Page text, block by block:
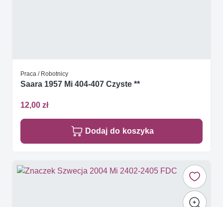
Praca / Robotnicy
Saara 1957 Mi 404-407 Czyste **
12,00 zł
Dodaj do koszyka